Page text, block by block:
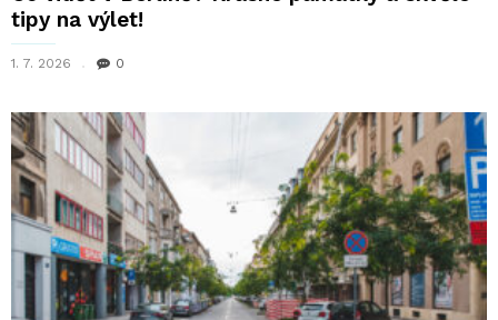
tipy na výlet!
1. 7. 2026 0